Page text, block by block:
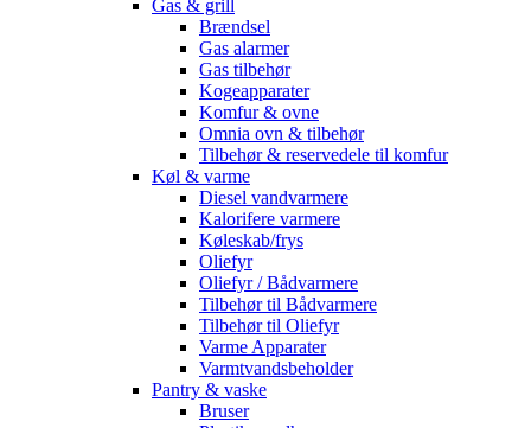
Gas & grill
Brændsel
Gas alarmer
Gas tilbehør
Kogeapparater
Komfur & ovne
Omnia ovn & tilbehør
Tilbehør & reservedele til komfur
Køl & varme
Diesel vandvarmere
Kalorifere varmere
Køleskab/frys
Oliefyr
Oliefyr / Bådvarmere
Tilbehør til Bådvarmere
Tilbehør til Oliefyr
Varme Apparater
Varmtvandsbeholder
Pantry & vaske
Bruser